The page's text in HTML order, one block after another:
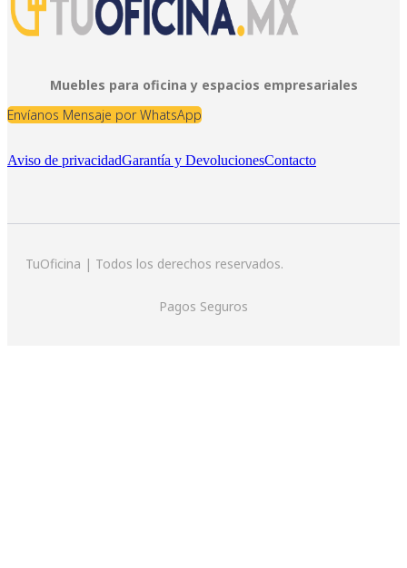
Muebles para oficina y espacios empresariales
Envíanos Mensaje por WhatsApp
Aviso de privacidadGarantía y DevolucionesContacto
TuOficina | Todos los derechos reservados.
Pagos Seguros